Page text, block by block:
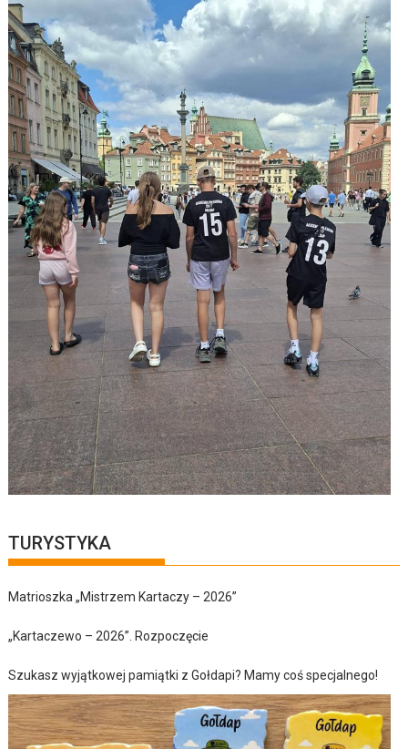
TURYSTYKA
Matrioszka „Mistrzem Kartaczy – 2026”
„Kartaczewo – 2026”. Rozpoczęcie
Szukasz wyjątkowej pamiątki z Gołdapi? Mamy coś specjalnego!